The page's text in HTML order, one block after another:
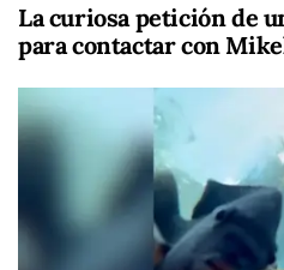
La curiosa petición de
para contactar con